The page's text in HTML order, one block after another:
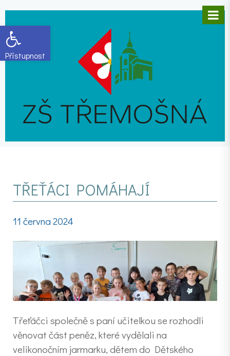
Open toolbar
TŘEŤÁCI POMÁHAJÍ
11 června 2024
Třeťáčci společně s paní učitelkou se rozhodli
věnovat část peněz, které vydělali na
velikonočním jarmarku, dětem do Dětského